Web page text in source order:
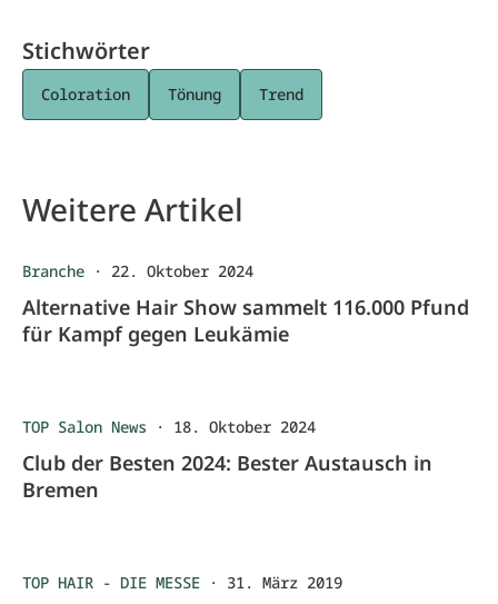
Stichwörter
Coloration Tönung Trend
Weitere Artikel
Branche · 22. Oktober 2024
Alternative Hair Show sammelt 116.000 Pfund
für Kampf gegen Leukämie
TOP Salon News · 18. Oktober 2024
Club der Besten 2024: Bester Austausch in
Bremen
TOP HAIR - DIE MESSE · 31. März 2019